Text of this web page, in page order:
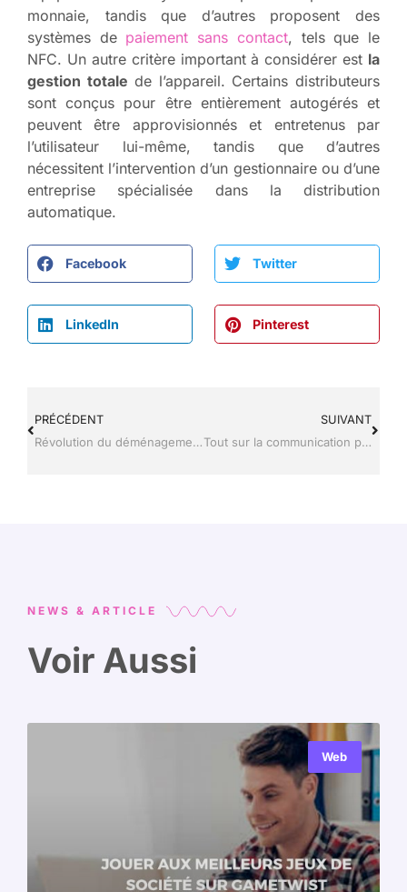
monnaie, tandis que d’autres proposent des
systèmes de paiement sans contact, tels que le
NFC. Un autre critère important à considérer est la
gestion totale de l’appareil. Certains distributeurs
sont conçus pour être entièrement autogérés et
peuvent être approvisionnés et entretenus par
l’utilisateur lui-même, tandis que d’autres
nécessitent l’intervention d’un gestionnaire ou d’une
entreprise spécialisée dans la distribution
automatique.
Facebook Twitter
LinkedIn Pinterest
PRÉCÉDENT
Révolution du déménagement : l’impact de la technologie innovante
SUIVANT
Tout sur la communication pédagogique ou l’art de transformer l’enseignement
NEWS & ARTICLE
Voir Aussi
Web